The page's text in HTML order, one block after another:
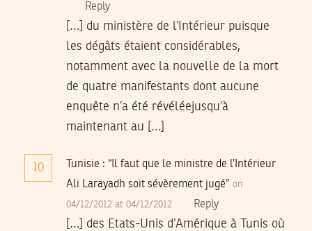
Reply
[…] du ministère de l’Intérieur puisque
les dégâts étaient considérables,
notamment avec la nouvelle de la mort
de quatre manifestants dont aucune
enquête n’a été révéléejusqu’à
maintenant au […]
10
Tunisie : “Il faut que le ministre de l’Intérieur
Ali Larayadh soit sévèrement jugé” on
04/12/2012 at 04/12/2012 Reply
[…] des Etats-Unis d’Amérique à Tunis où